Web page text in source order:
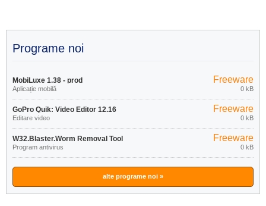
Programe noi
MobiLuxe 1.38 - prod
Aplicație mobilă
Freeware
0 kB
GoPro Quik: Video Editor 12.16
Editare video
Freeware
0 kB
W32.Blaster.Worm Removal Tool
1.0.0
Program antivirus
Freeware
0 kB
alte programe noi »